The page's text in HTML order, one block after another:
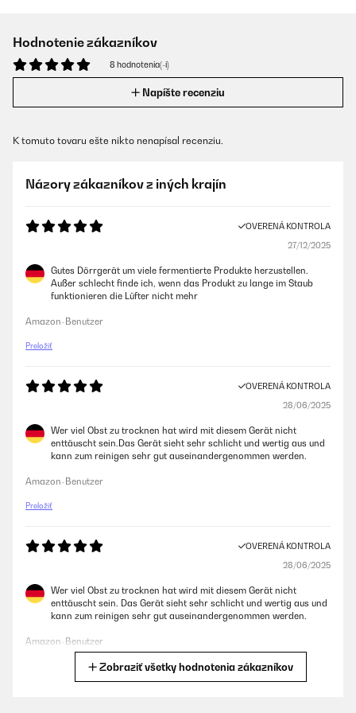
Hodnotenie zákazníkov
8 hodnotenia(-í)
Napíšte recenziu
K tomuto tovaru ešte nikto nenapísal recenziu.
Názory zákazníkov z iných krajín
OVERENÁ KONTROLA
27/12/2025
Gutes Dörrgerät um viele fermentierte Produkte herzustellen.
Außer schlecht finde ich, wenn das Produkt zu lange im Staub
funktionieren die Lüfter nicht mehr
Amazon-Benutzer
Preložiť
OVERENÁ KONTROLA
28/06/2025
Wer viel Obst zu trocknen hat wird mit diesem Gerät nicht
enttäuscht sein.Das Gerät sieht sehr schlicht und wertig aus und
kann zum reinigen sehr gut auseinandergenommen werden.
Amazon-Benutzer
Preložiť
OVERENÁ KONTROLA
28/06/2025
Wer viel Obst zu trocknen hat wird mit diesem Gerät nicht
enttäuscht sein. Das Gerät sieht sehr schlicht und wertig aus und
kann zum reinigen sehr gut auseinandergenommen werden.
Amazon-Benutzer
Zobraziť všetky hodnotenia zákazníkov